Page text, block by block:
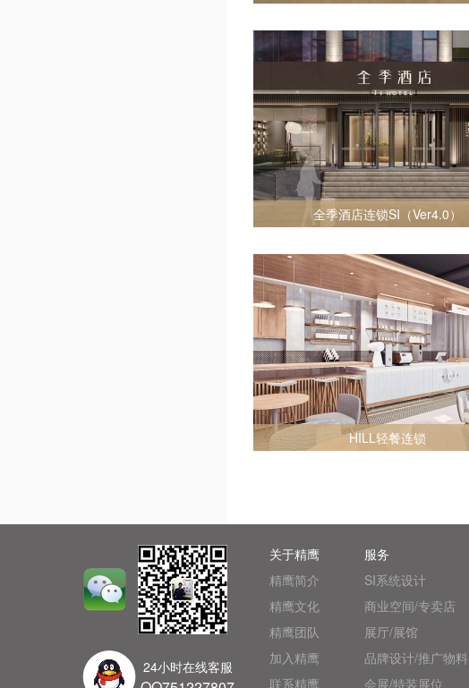
全季酒店连锁SI（Ver4.0）
HILL轻餐连锁
24小时在线客服
关于精鹰
精鹰简介
精鹰文化
精鹰团队
加入精鹰
联系精鹰
服务
SI系统设计
商业空间/专卖店
展厅/展馆
品牌设计/推广物料
会展/特装展位